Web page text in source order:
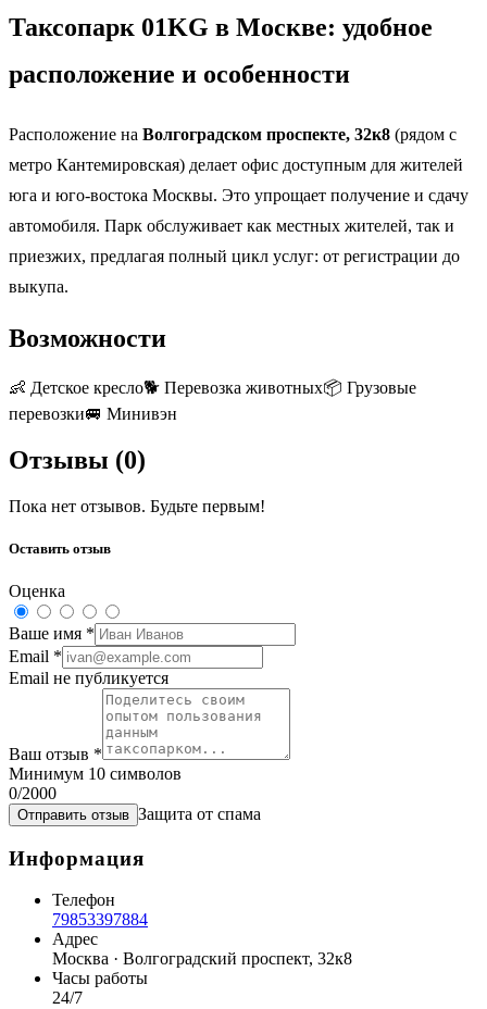
Таксопарк 01KG в Москве: удобное
расположение и особенности
Расположение на Волгоградском проспекте, 32к8 (рядом с
метро Кантемировская) делает офис доступным для жителей
юга и юго-востока Москвы. Это упрощает получение и сдачу
автомобиля. Парк обслуживает как местных жителей, так и
приезжих, предлагая полный цикл услуг: от регистрации до
выкупа.
Возможности
👶 Детское кресло🐕 Перевозка животных📦 Грузовые
перевозки🚐 Минивэн
Отзывы (0)
Пока нет отзывов. Будьте первым!
Оставить отзыв
Оценка
Ваше имя *
Email *
Email не публикуется
Ваш отзыв *
Минимум 10 символов
0/2000
Отправить отзыв Защита от спама
Информация
Телефон
79853397884
Адрес
Москва · Волгоградский проспект, 32к8
Часы работы
24/7